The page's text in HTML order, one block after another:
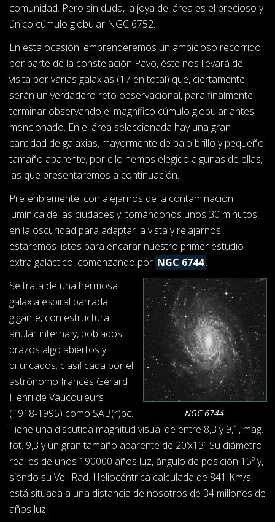
comunidad. Pero sin duda, la joya del área es el precioso y
único cúmulo globular NGC 6752.
En esta ocasión, emprenderemos un ambicioso recorrido
por parte de la constelación Pavo, éste nos llevará de
visita por varias galaxias (17 en total) que, ciertamente,
serán un verdadero reto observacional, para finalmente
terminar observando el magnífico cúmulo globular antes
mencionado. En el área seleccionada hay una gran
cantidad de galaxias, mayormente de bajo brillo y pequeño
tamaño aparente, por ello hemos elegido algunas de ellas,
las que presentaremos a continuación.
Preferiblemente, con alejarnos de la contaminación
lumínica de las ciudades y, tomándonos unos 30 minutos
en la oscuridad para adaptar la vista y relajarnos,
estaremos listos para encarar nuestro primer estudio
extra galáctico, comenzando por NGC 6744.
NGC 6744
Se trata de una hermosa
galaxia espiral barrada
gigante, con estructura
anular interna y, poblados
brazos algo abiertos y
bifurcados; clasificada por el
astrónomo francés Gérard
Henri de Vaucouleurs
(1918-1995) como SAB(r)bc.
Tiene una discutida magnitud visual de entre 8,3 y 9,1, mag.
fot. 9,3 y un gran tamaño aparente de 20’x13’. Su diámetro
real es de unos 190000 años luz, ángulo de posición 15º y,
siendo su Vel. Rad. Heliocéntrica calculada de 841 Km/s,
está situada a una distancia de nosotros de 34 millones de
años luz.